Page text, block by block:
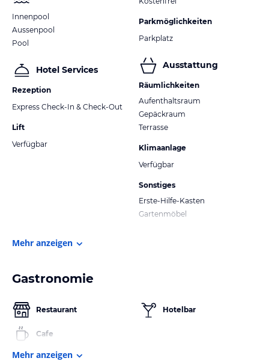
Innenpool
Aussenpool
Pool
Hotel Services
Rezeption
Express Check-In & Check-Out
Lift
Verfügbar
Parkmöglichkeiten
Parkplatz
Ausstattung
Räumlichkeiten
Aufenthaltsraum
Gepäckraum
Terrasse
Klimaanlage
Verfügbar
Sonstiges
Erste-Hilfe-Kasten
Gartenmöbel
Mehr anzeigen
Gastronomie
Restaurant
Cafe
Hotelbar
Mehr anzeigen